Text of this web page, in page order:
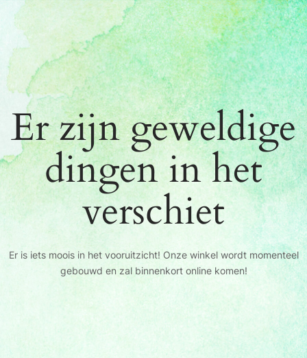
Er zijn geweldige
dingen in het
verschiet
Er is iets moois in het vooruitzicht! Onze winkel wordt momenteel
gebouwd en zal binnenkort online komen!